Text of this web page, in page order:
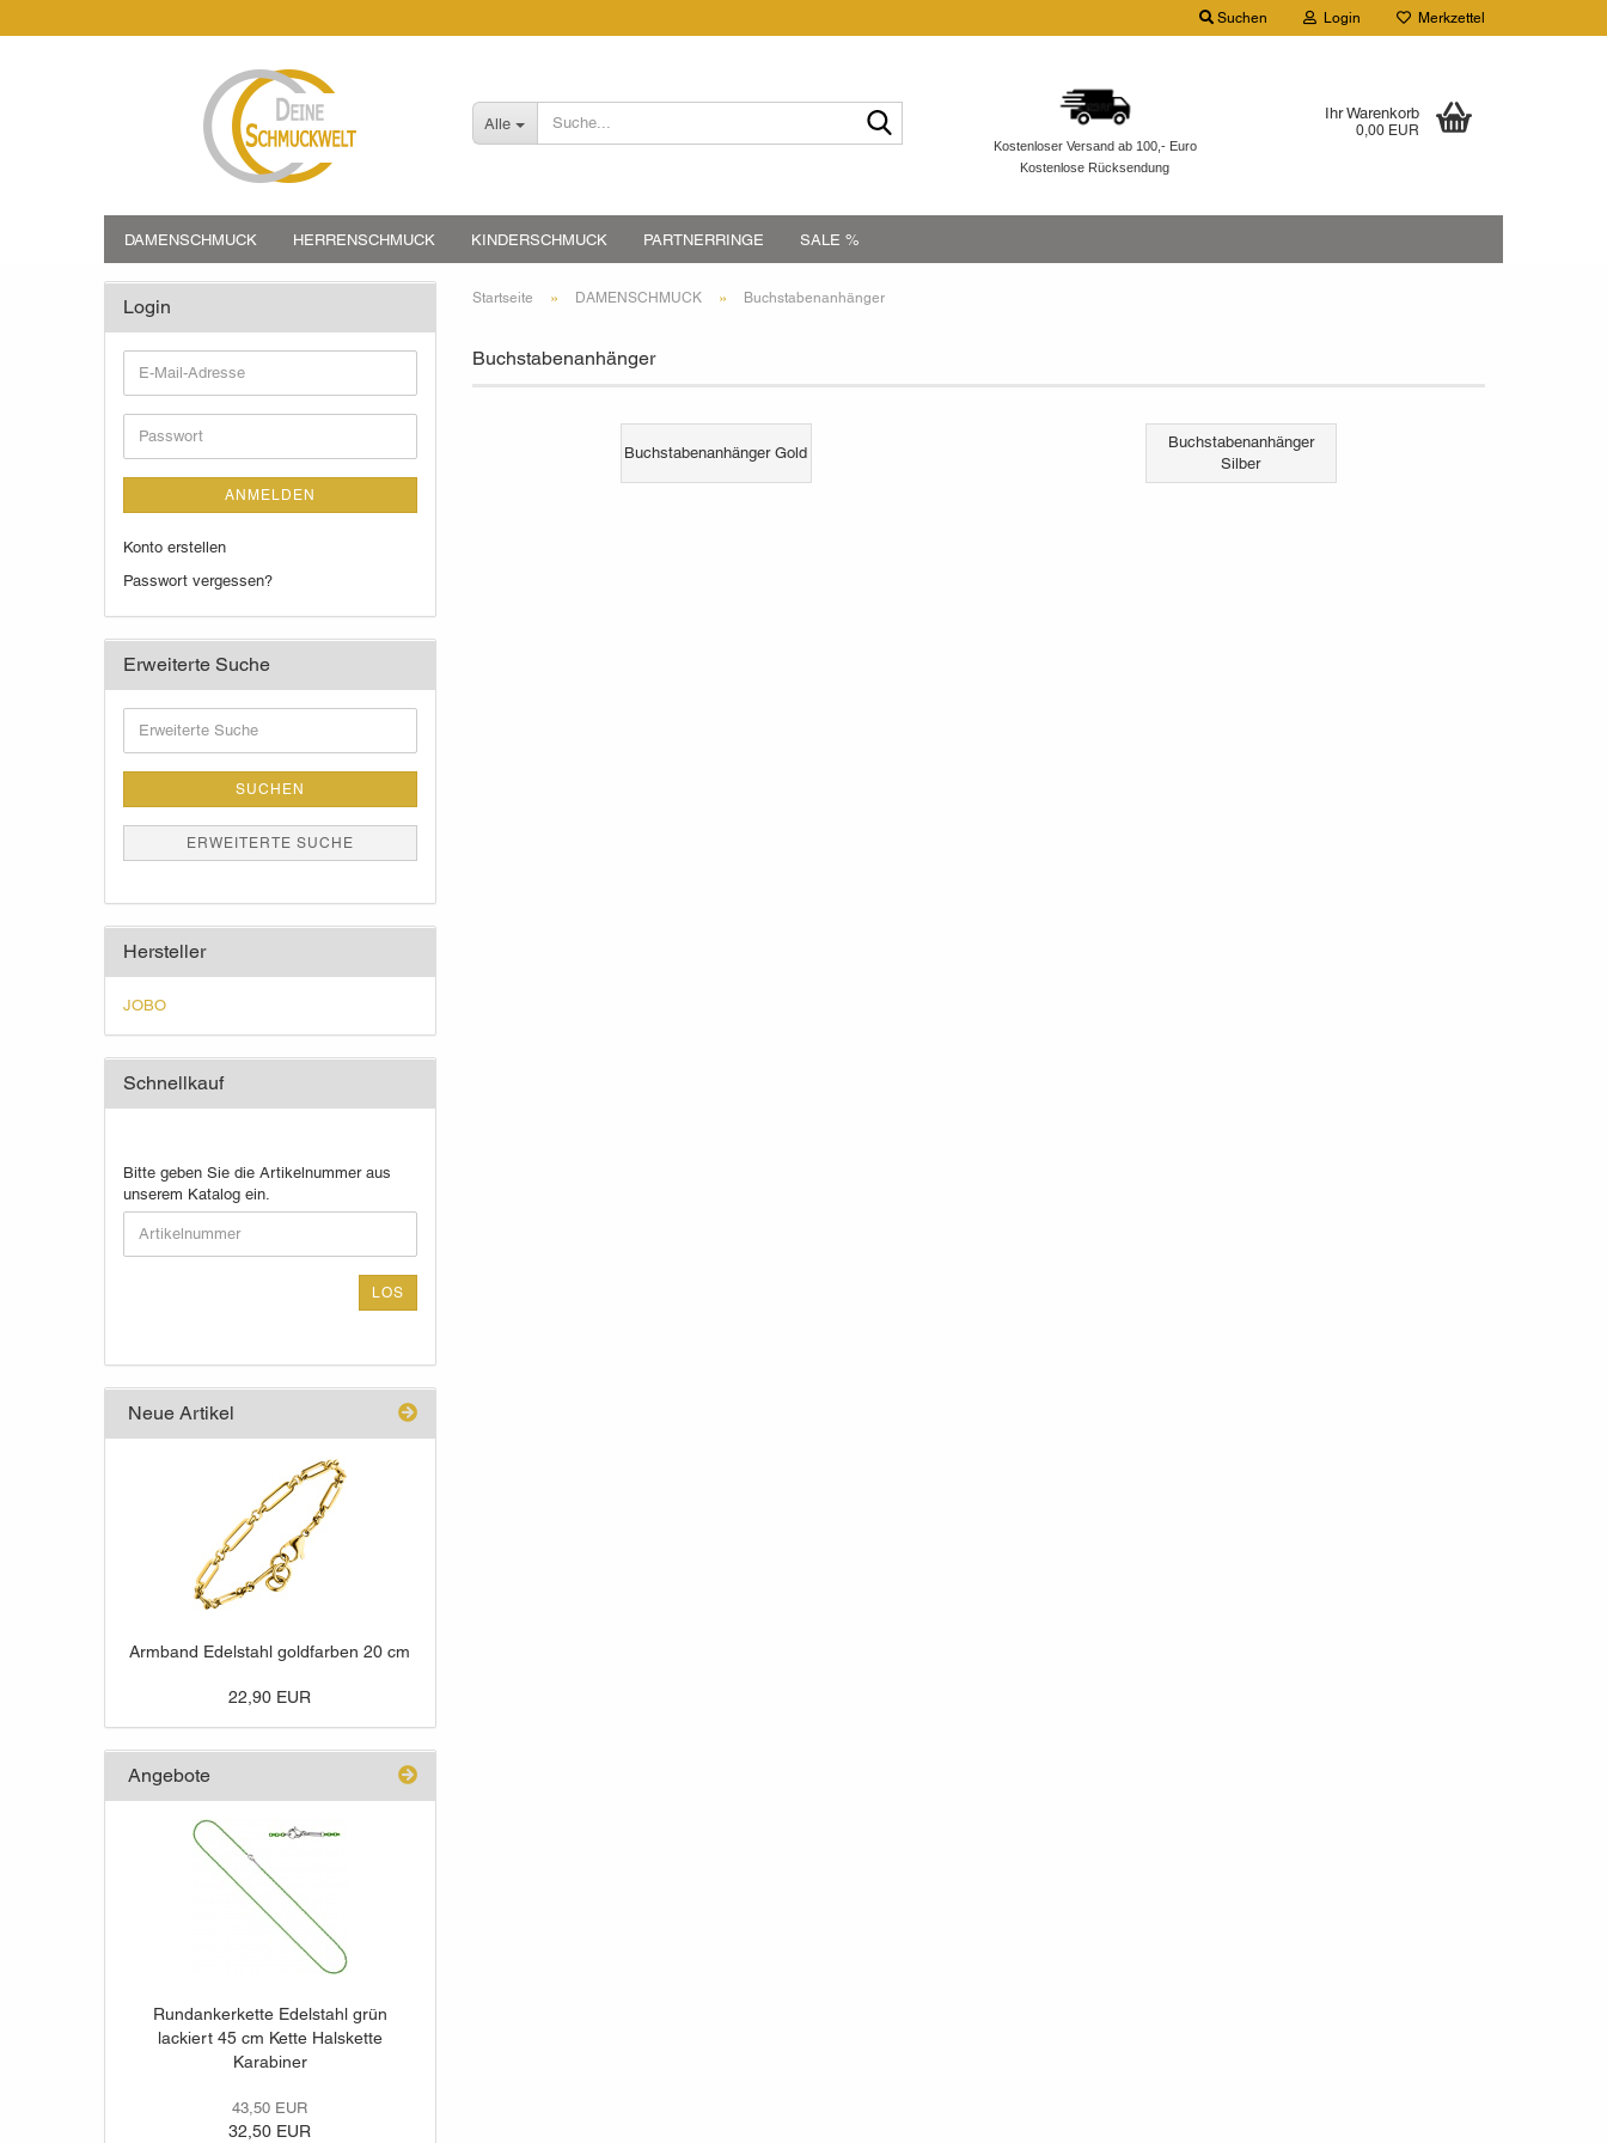
Suchen Login Merkzettel
Alle
Kostenloser Versand ab 100,- Euro
Kostenlose Rücksendung
Ihr Warenkorb
0,00 EUR
DAMENSCHMUCK HERRENSCHMUCK KINDERSCHMUCK PARTNERRINGE SALE %
Startseite » DAMENSCHMUCK » Buchstabenanhänger
Buchstabenanhänger
Buchstabenanhänger Gold
Buchstabenanhänger
Silber
Login
E-
Mail-
Adresse
Passwort
ANMELDEN
Konto erstellen
Passwort vergessen?
Erweiterte Suche
Suche
SUCHEN
ERWEITERTE SUCHE
Hersteller
JOBO
Schnellkauf
BITTE
GEBEN
SIE
DIE
ARTIKELNUMMER
Bitte geben Sie die Artikelnummer aus
unserem Katalog ein.
LOS
Neue Artikel
Armband Edelstahl goldfarben 20 cm
22,90 EUR
Angebote
Rundankerkette Edelstahl grün
lackiert 45 cm Kette Halskette
Karabiner
43,50 EUR
32,50 EUR